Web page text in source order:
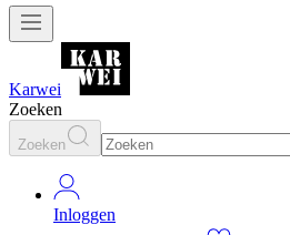
Karwei
Zoeken
Zoeken
Inloggen